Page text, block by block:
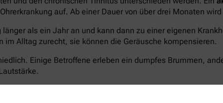
auf. Ab einer Dauer von über drei Monaten
länger als ein Jahr an und kann dann zu einer eigenen
Alltag zurecht, sie können die Geräusche kompensieren.
Einige Betroffene erleben ein dumpfes Brummen,
der Lärmbelastung tagsüber durch eine Autobahn. Da die
Lautstärke erzeugen, die der Betroffene